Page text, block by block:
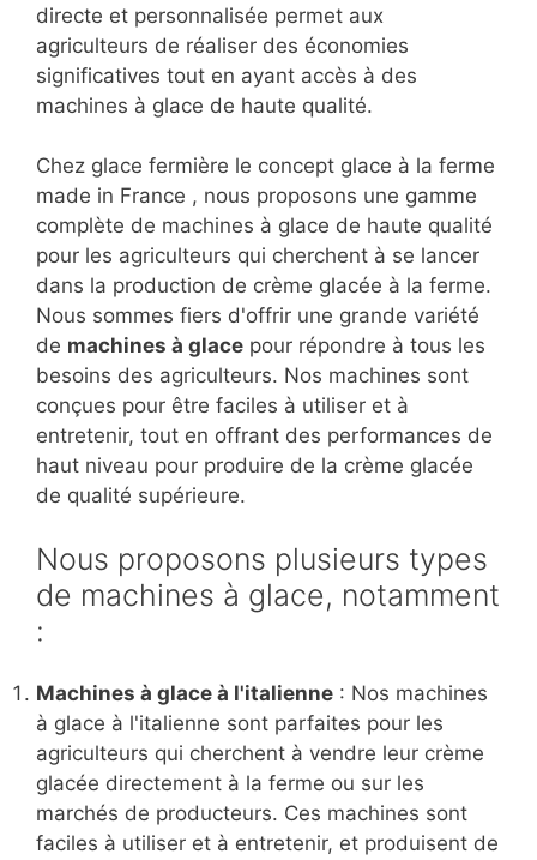
directe et personnalisée permet aux
agriculteurs de réaliser des économies
significatives tout en ayant accès à des
machines à glace de haute qualité.
Chez glace fermière le concept glace à la ferme
made in France , nous proposons une gamme
complète de machines à glace de haute qualité
pour les agriculteurs qui cherchent à se lancer
dans la production de crème glacée à la ferme.
Nous sommes fiers d'offrir une grande variété
de machines à glace pour répondre à tous les
besoins des agriculteurs. Nos machines sont
conçues pour être faciles à utiliser et à
entretenir, tout en offrant des performances de
haut niveau pour produire de la crème glacée
de qualité supérieure.
Nous proposons plusieurs types
de machines à glace, notamment
:
Machines à glace à l'italienne : Nos machines
à glace à l'italienne sont parfaites pour les
agriculteurs qui cherchent à vendre leur crème
glacée directement à la ferme ou sur les
marchés de producteurs. Ces machines sont
faciles à utiliser et à entretenir, et produisent de